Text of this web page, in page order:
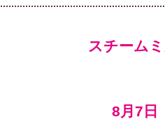
スチーム